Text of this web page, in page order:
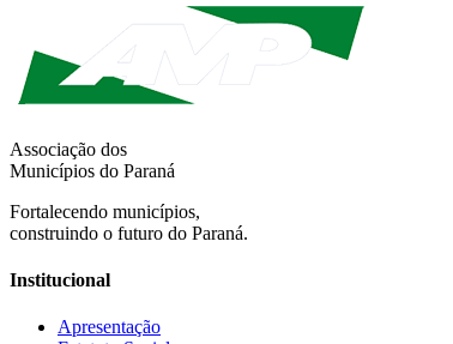
Associação dos
Municípios do Paraná
Fortalecendo municípios,
construindo o futuro do Paraná.
Institucional
Apresentação